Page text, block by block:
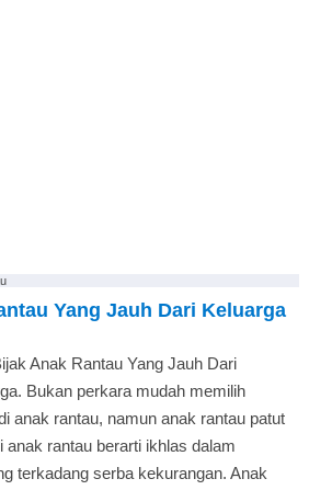
Yang Jauh Dari Keluarga
Anak Rantau Yang Jauh Dari
Bukan perkara mudah memilih
anak rantau, namun anak rantau patut
anak rantau berarti ikhlas dalam
terkadang serba kekurangan. Anak